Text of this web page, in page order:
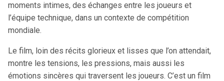
moments intimes, des échanges entre les joueurs et
l’équipe technique, dans un contexte de compétition
mondiale.
Le film, loin des récits glorieux et lisses que l’on attendait,
montre les tensions, les pressions, mais aussi les
émotions sincères qui traversent les joueurs. C’est un film